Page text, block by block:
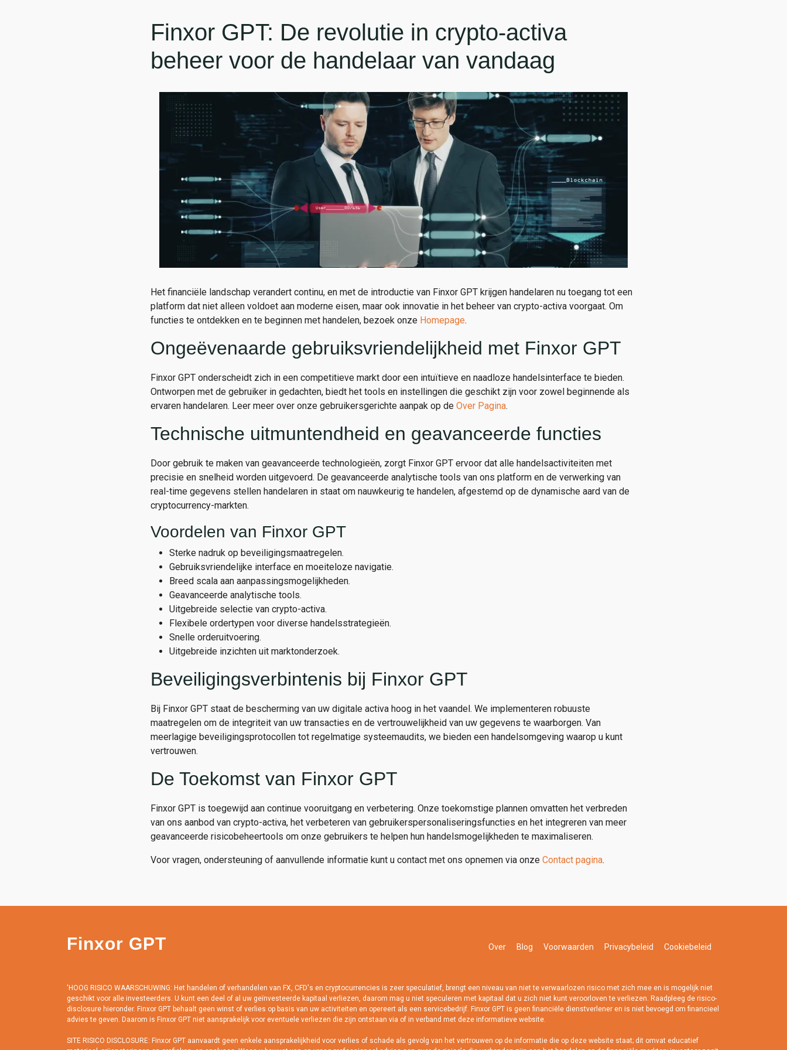
Finxor GPT: De revolutie in crypto-activa
beheer voor de handelaar van vandaag
Het financiële landschap verandert continu, en met de introductie van Finxor GPT krijgen handelaren nu toegang tot een
platform dat niet alleen voldoet aan moderne eisen, maar ook innovatie in het beheer van crypto-activa voorgaat. Om
functies te ontdekken en te beginnen met handelen, bezoek onze Homepage.
Ongeëvenaarde gebruiksvriendelijkheid met Finxor GPT
Finxor GPT onderscheidt zich in een competitieve markt door een intuïtieve en naadloze handelsinterface te bieden.
Ontworpen met de gebruiker in gedachten, biedt het tools en instellingen die geschikt zijn voor zowel beginnende als
ervaren handelaren. Leer meer over onze gebruikersgerichte aanpak op de Over Pagina.
Technische uitmuntendheid en geavanceerde functies
Door gebruik te maken van geavanceerde technologieën, zorgt Finxor GPT ervoor dat alle handelsactiviteiten met
precisie en snelheid worden uitgevoerd. De geavanceerde analytische tools van ons platform en de verwerking van
real-time gegevens stellen handelaren in staat om nauwkeurig te handelen, afgestemd op de dynamische aard van de
cryptocurrency-markten.
Voordelen van Finxor GPT
Sterke nadruk op beveiligingsmaatregelen.
Gebruiksvriendelijke interface en moeiteloze navigatie.
Breed scala aan aanpassingsmogelijkheden.
Geavanceerde analytische tools.
Uitgebreide selectie van crypto-activa.
Flexibele ordertypen voor diverse handelsstrategieën.
Snelle orderuitvoering.
Uitgebreide inzichten uit marktonderzoek.
Beveiligingsverbintenis bij Finxor GPT
Bij Finxor GPT staat de bescherming van uw digitale activa hoog in het vaandel. We implementeren robuuste
maatregelen om de integriteit van uw transacties en de vertrouwelijkheid van uw gegevens te waarborgen. Van
meerlagige beveiligingsprotocollen tot regelmatige systeemaudits, we bieden een handelsomgeving waarop u kunt
vertrouwen.
De Toekomst van Finxor GPT
Finxor GPT is toegewijd aan continue vooruitgang en verbetering. Onze toekomstige plannen omvatten het verbreden
van ons aanbod van crypto-activa, het verbeteren van gebruikerspersonaliseringsfuncties en het integreren van meer
geavanceerde risicobeheertools om onze gebruikers te helpen hun handelsmogelijkheden te maximaliseren.
Voor vragen, ondersteuning of aanvullende informatie kunt u contact met ons opnemen via onze Contact pagina.
Finxor GPT Over Blog Voorwaarden Privacybeleid Cookiebeleid
'HOOG RISICO WAARSCHUWING: Het handelen of verhandelen van FX, CFD's en cryptocurrencies is zeer speculatief, brengt een niveau van niet te verwaarlozen risico met zich mee en is mogelijk niet
geschikt voor alle investeerders. U kunt een deel of al uw geïnvesteerde kapitaal verliezen, daarom mag u niet speculeren met kapitaal dat u zich niet kunt veroorloven te verliezen. Raadpleeg de risico-
disclosure hieronder. Finxor GPT behaalt geen winst of verlies op basis van uw activiteiten en opereert als een servicebedrijf. Finxor GPT is geen financiële dienstverlener en is niet bevoegd om financieel
advies te geven. Daarom is Finxor GPT niet aansprakelijk voor eventuele verliezen die zijn ontstaan via of in verband met deze informatieve website.
SITE RISICO DISCLOSURE: Finxor GPT aanvaardt geen enkele aansprakelijkheid voor verlies of schade als gevolg van het vertrouwen op de informatie die op deze website staat; dit omvat educatief